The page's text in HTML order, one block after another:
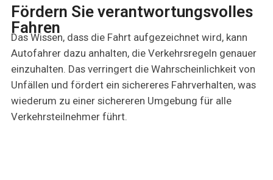
Fördern Sie verantwortungsvolles
Fahren
Das Wissen, dass die Fahrt aufgezeichnet wird, kann
Autofahrer dazu anhalten, die Verkehrsregeln genauer
einzuhalten. Das verringert die Wahrscheinlichkeit von
Unfällen und fördert ein sichereres Fahrverhalten, was
wiederum zu einer sichereren Umgebung für alle
Verkehrsteilnehmer führt.